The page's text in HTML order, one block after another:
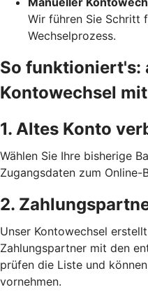
Wir führen Sie Schritt
Wechselprozess.
So funktioniert's:
Kontowechsel
1. Altes Konto
Wählen Sie Ihre bisherige
Zugangsdaten zum Online-
2.
Unser Kontowechsel
Zahlungspartner mit den
prüfen die Liste und
vornehmen.